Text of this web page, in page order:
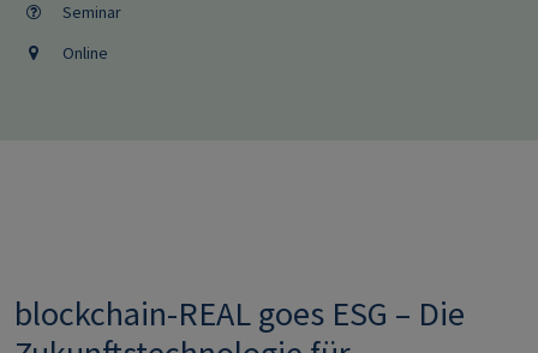
Seminar
Online
blockchain-REAL goes ESG – Die